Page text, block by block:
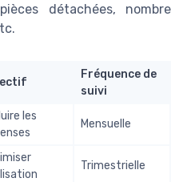
détachées, nombre
Fréquence de
suivi
les
Mensuelle
Trimestrielle